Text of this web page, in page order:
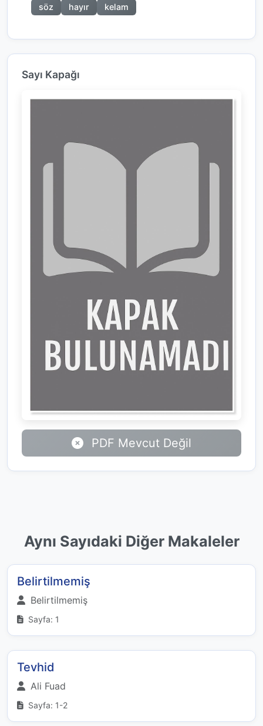
söz hayır kelam
Sayı Kapağı
PDF Mevcut Değil
Aynı Sayıdaki Diğer Makaleler
Belirtilmemiş
Belirtilmemiş
Sayfa: 1
Tevhid
Ali Fuad
Sayfa: 1-2